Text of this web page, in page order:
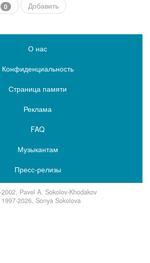
0 Добавить
О нас
Конфиденциальность
Страница памяти
Реклама
FAQ
Музыкантам
Пресс-релизы
Pavel A. Sokolov-Khodakov
2026, Sonya Sokolova